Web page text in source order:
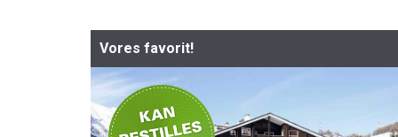
Vores favorit!
-